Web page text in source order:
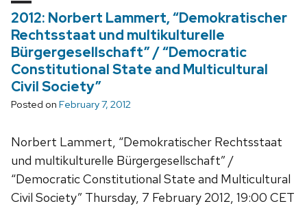
2012: Norbert Lammert, “Demokratischer
Rechtsstaat und multikulturelle
Bürgergesellschaft” / “Democratic
Constitutional State and Multicultural
Civil Society”
Posted on February 7, 2012
Norbert Lammert, “Demokratischer Rechtsstaat
und multikulturelle Bürgergesellschaft” /
“Democratic Constitutional State and Multicultural
Civil Society” Thursday, 7 February 2012, 19:00 CET